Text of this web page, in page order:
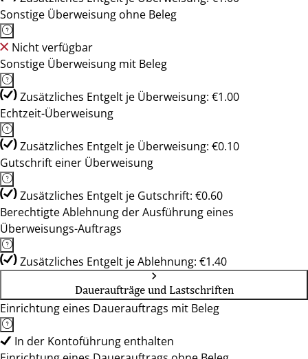
Sonstige Überweisung ohne Beleg
Nicht verfügbar
Sonstige Überweisung mit Beleg
Zusätzliches Entgelt je Überweisung: €1.00
Echtzeit-Überweisung
Zusätzliches Entgelt je Überweisung: €0.10
Gutschrift einer Überweisung
Zusätzliches Entgelt je Gutschrift: €0.60
Berechtigte Ablehnung der Ausführung eines
Überweisungs-Auftrags
Zusätzliches Entgelt je Ablehnung: €1.40
Daueraufträge und Lastschriften
Einrichtung eines Dauerauftrags mit Beleg
In der Kontoführung enthalten